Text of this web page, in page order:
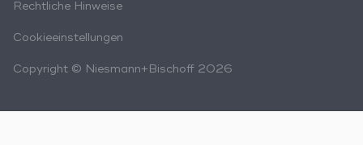
Copyright © Niesmann+Bischoff 2026
Rechtliche Hinweise
Cookieeinstellungen